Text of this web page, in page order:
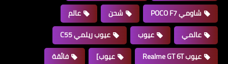
شاومي POCO F7 شحن
عالم
عالمي
عيوب
عيوب ريلمي C55
عيوب Realme GT 6T
عيوب]
فائقة